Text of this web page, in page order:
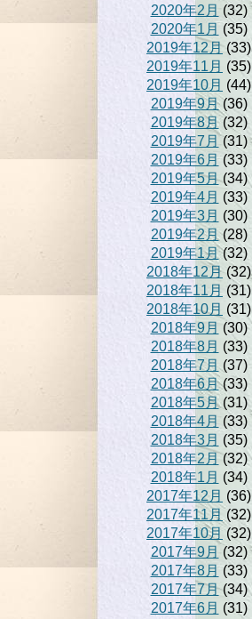
2020年2月 (32)
2020年1月 (35)
2019年12月 (33)
2019年11月 (35)
2019年10月 (44)
2019年9月(36)
2019年8月(32)
2019年7月 (31)
2019年6月(33)
2019年5月(34)
2019年4月 (33)
2019年3月 (30)
2019年2月 (28)
2019年1月(32)
2018年12月 (32)
2018年11月 (31)
2018年10月 (31)
2018年9月 (30)
2018年8月 (33)
2018年7月 (37)
2018年6月(33)
2018年5月(31)
2018年4月 (33)
2018年3月 (35)
2018年2月 (32)
2018年1月 (34)
2017年12月 (36)
2017年11月 (32)
2017年10月 (32)
2017年9月 (32)
2017年8月(33)
2017年7月(34)
2017年6月 (31)